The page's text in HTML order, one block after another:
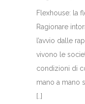
Flexhouse: la
Ragionare
l’avvio dalle
vivono le
condizioni di
mano a mano
[..]